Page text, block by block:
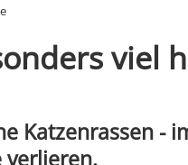
viel
Katzenrassen -
verlieren.